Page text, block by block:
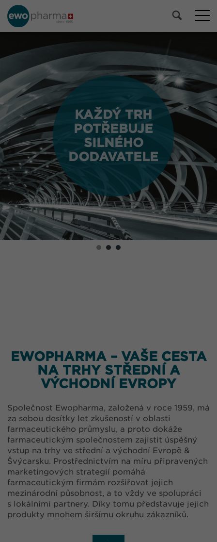
KAŽDÝ TRH
POTŘEBUJE
SILNÉHO
DODAVATELE
KAŽDÝ TRH
POTŘEBUJE
SILNÉHO
DODAVATELE
EWOPHARMA – VAŠE CESTA
NA TRHY STŘEDNÍ A
VÝCHODNÍ EVROPY
Společnost Ewopharma, založená v roce 1959, má
za sebou desítky let zkušeností v oblasti
farmaceutického průmyslu, a proto dokáže
farmaceutickým společnostem zajistit úspěšný
vstup na trhy ve střední a východní Evropě &
Švýcarsku. Prostřednictvím na míru připravených
marketingových strategií pomáhá
farmaceutickým firmám rozšiřovat jejich
mezinárodní působnost, a to vždy ve spolupráci
s lokálními partnery. Díky tomu představuje jejich
produkty mnohem širšímu okruhu zákazníků.